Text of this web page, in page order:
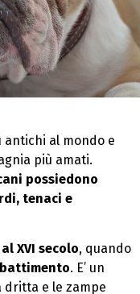
antichi al mondo e
più amati.
possiedono
tenaci e
XVI secolo, quando
. E’ un
dritta e le zampe